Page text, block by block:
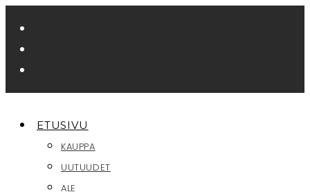
suoraan
sisältöön
ETUSIVU
KAUPPA
UUTUUDET
ALE